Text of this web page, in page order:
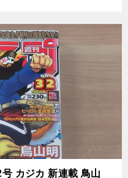
カジカ 新連載 鳥山